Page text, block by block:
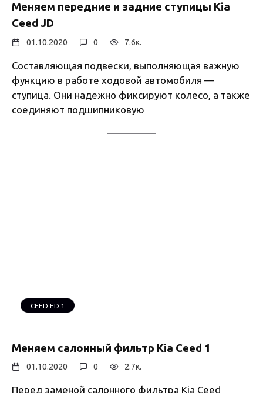
Меняем передние и задние ступицы Kia
Ceed JD
01.10.2020 0 7.6к.
Cоставляющая подвески, выполняющая важную
функцию в работе ходовой автомобиля —
ступица. Они надежно фиксируют колесо, а также
соединяют подшипниковую
CEED ED 1
Меняем салонный фильтр Kia Ceed 1
01.10.2020 0 2.7к.
Перед заменой салонного фильтра Kia Ceed